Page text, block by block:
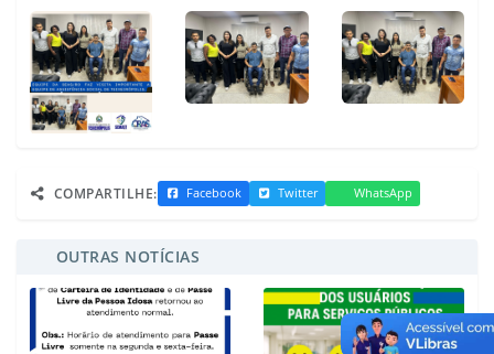
COMPARTILHE: Facebook Twitter WhatsApp
OUTRAS NOTÍCIAS